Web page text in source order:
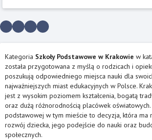
Kategoria Szkoły Podstawowe w Krakowie w
została przygotowana z myślą o rodzicach i
poszukują odpowiedniego miejsca nauki dla
najważniejszych miast edukacyjnych w Polsce.
jest z wysokim poziomem kształcenia, bogatą
oraz dużą różnorodnością placówek oświatowych.
podstawowej w tym mieście to decyzja, która ma
rozwój dziecka, jego podejście do nauki oraz
społecznych.